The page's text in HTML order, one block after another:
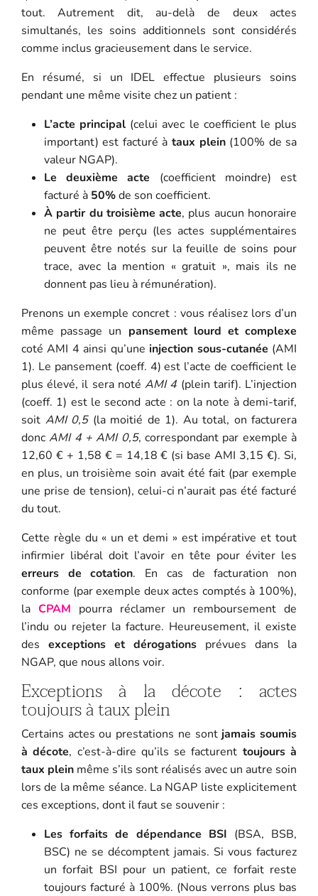
tout. Autrement dit, au-delà de deux actes
simultanés, les soins additionnels sont considérés
comme inclus gracieusement dans le service.
En résumé, si un IDEL effectue plusieurs soins
pendant une même visite chez un patient :
L’acte principal (celui avec le coefficient le plus
important) est facturé à taux plein(100% de sa
valeur NGAP).
Le deuxième acte (coefficient moindre) est
facturé à 50%de son coefficient.
À partir du troisième acte, plus aucun honoraire
ne peut être perçu (les actes supplémentaires
peuvent être notés sur la feuille de soins pour
trace, avec la mention « gratuit », mais ils ne
donnent pas lieu à rémunération).
Prenons un exemple concret : vous réalisez lors d’un
même passage un pansement lourd et complexe
coté AMI 4 ainsi qu’uneinjection sous-cutanée (AMI
1). Le pansement (coeff. 4) est l’acte de coefficient le
plus élevé, il sera notéAMI 4 (plein tarif). L’injection
(coeff. 1) est le second acte : on la note à demi-tarif,
soit AMI 0,5(la moitié de 1). Au total, on facturera
doncAMI 4 + AMI 0,5, correspondant par exemple à
12,60 € + 1,58 € = 14,18 € (si base AMI 3,15 €). Si,
en plus, un troisième soin avait été fait (par exemple
une prise de tension), celui-ci n’aurait pas été facturé
du tout.
Cette règle du « un et demi » est impérative et tout
infirmier libéral doit l’avoir en tête pour éviter les
erreurs de cotation. En cas de facturation non
conforme (par exemple deux actes comptés à 100%),
la CPAM pourra réclamer un remboursement de
l’indu ou rejeter la facture. Heureusement, il existe
des exceptions et dérogations prévues dans la
NGAP, que nous allons voir.
Exceptions à la décote : actes
toujours à taux plein
Certains actes ou prestations ne sont jamais soumis
à décote, c’est-à-dire qu’ils se facturent toujours à
taux plein même s’ils sont réalisés avec un autre soin
lors de la même séance. La NGAP liste explicitement
ces exceptions, dont il faut se souvenir :
Les forfaits de dépendance BSI (BSA, BSB,
BSC) ne se décomptent jamais. Si vous facturez
un forfait BSI pour un patient, ce forfait reste
toujours facturé à 100%. (Nous verrons plus bas